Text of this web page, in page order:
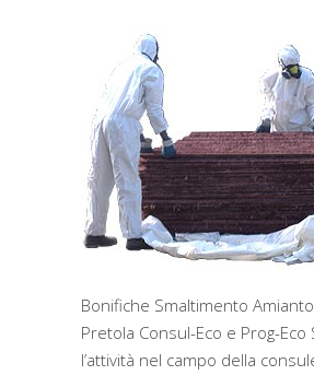
Bonifiche Smaltimento
Pretola Consul-Eco e Prog-Eco
l’attività nel campo della